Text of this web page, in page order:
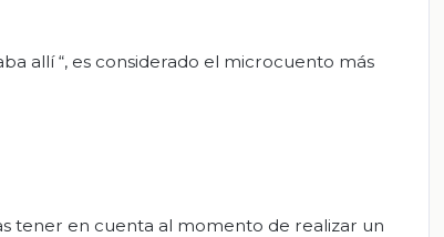
allí “, es considerado el microcuento más
tener en cuenta al momento de realizar un